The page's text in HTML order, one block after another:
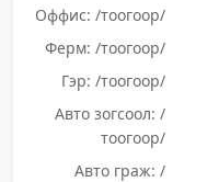
Оффис: /тоогоор/
Ферм: /тоогоор/
Гэр: /тоогоор/
Авто зогсоол: /
тоогоор/
Авто граж: /